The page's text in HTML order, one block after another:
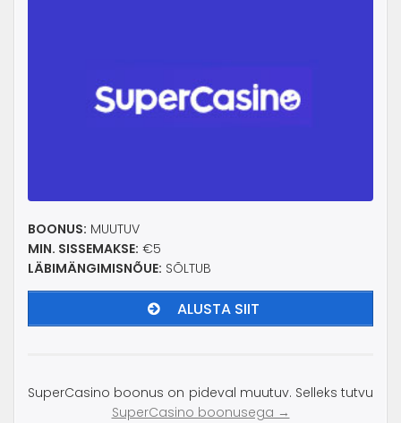
BOONUS: MUUTUV
MIN. SISSEMAKSE: €5
LÄBIMÄNGIMISNÕUE: SÕLTUB
ALUSTA SIIT
SuperCasino boonus on pideval muutuv. Selleks tutvu
SuperCasino boonusega →